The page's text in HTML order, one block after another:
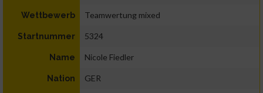
Wettbewerb Teamwertung mixed
Startnummer 5324
Name Nicole Fiedler
Nation GER